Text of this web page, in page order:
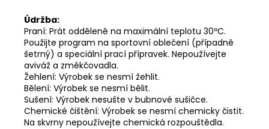
Údržba:
Praní: Prát odděleně na maximální teplotu 30ºC.
Použijte program na sportovní oblečení (případně
šetrný) a speciální prací přípravek. Nepoužívejte
aviváž a změkčovadla.
Žehlení: Výrobek se nesmí žehlit.
Bělení: Výrobek se nesmí bělit.
Sušení: Výrobek nesušte v bubnové sušičce.
Chemické čištění: Výrobek se nesmí chemicky čistit.
Na skvrny nepoužívejte chemická rozpouštědla.